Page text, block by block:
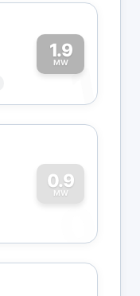
1.9
MW1
0.9
MW
0